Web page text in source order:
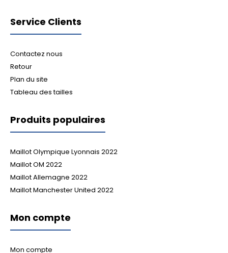
Service Clients
Contactez nous
Retour
Plan du site
Tableau des tailles
Produits populaires
Maillot Olympique Lyonnais 2022
Maillot OM 2022
Maillot Allemagne 2022
Maillot Manchester United 2022
Mon compte
Mon compte